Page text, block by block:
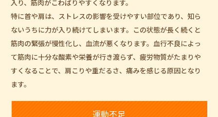
入り、筋肉がこわばりやすくなります。
特に首や肩は、ストレスの影響を受けやすい部位であり、知ら
ないうちに力が入り続けてしまいます。この状態が長く続くと
筋肉の緊張が慢性化し、血流が悪くなります。血行不良によっ
て筋肉に十分な酸素や栄養が行き渡らず、疲労物質がたまりや
すくなることで、肩こりや重だるさ、痛みを感じる原因となり
ます。
運動不足